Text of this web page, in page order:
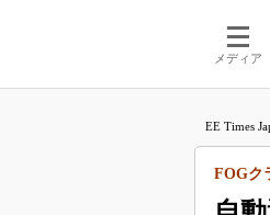
メディア
EE Times
FOGク